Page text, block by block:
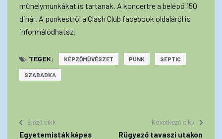
műhelymunkákat is tartanak. A koncertre a belépő 150
dinár. A punkestről a Clash Club facebook oldaláról is
informálódhatsz.
TEGEK: KÉPZŐMŰVÉSZET PUNK SEPTIC
SZABADKA
Előző cikk
Egyetemisták képes
Következő cikk
Rügyező tavaszi utakon